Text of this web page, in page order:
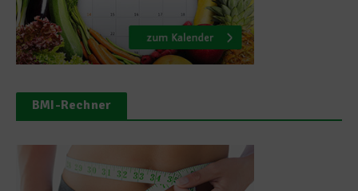
BMI-Rechner